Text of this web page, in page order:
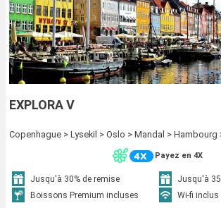
EXPLORA V
Copenhague > Lysekil > Oslo > Mandal > Hambourg
Payez en 4X
Jusqu'à 30% de remise
Jusqu'à
Boissons Premium incluses
Wi-fi inclus